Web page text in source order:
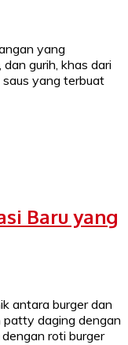
yang
gurih, khas dari
saus yang terbuat
Baru yang
antara burger dan
daging dengan
roti burger